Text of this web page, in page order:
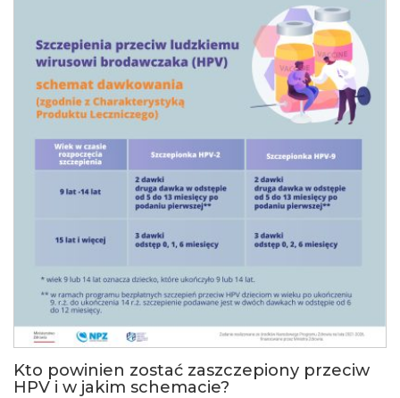
Kto powinien zostać zaszczepiony przeciw
HPV i w jakim schemacie?